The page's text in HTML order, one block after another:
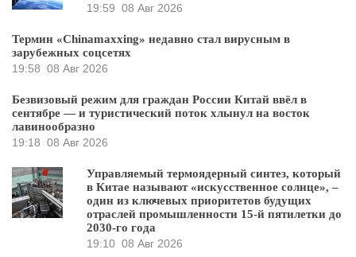
19:59 08 Авг 2026
Термин «Chinamaxxing» недавно стал вирусным в
зарубежных соцсетях
19:58 08 Авг 2026
Безвизовый режим для граждан России Китай ввёл в
сентябре — и туристический поток хлынул на восток
лавинообразно
19:18 08 Авг 2026
Управляемый термоядерный синтез, который
в Китае называют «искусственное солнце», –
один из ключевых приоритетов будущих
отраслей промышленности 15-й пятилетки до
2030-го года
19:10 08 Авг 2026